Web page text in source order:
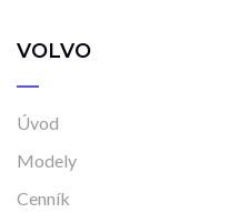
VOLVO
Úvod
Modely
Cenník